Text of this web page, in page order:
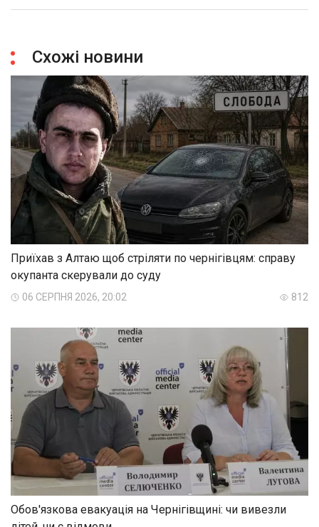
Схожі новини
Приїхав з Алтаю щоб стріляти по чернігівцям: справу
окупанта скерували до суду
06 СЕРПНЯ 2026, 20:02 812
Обов'язкова евакуація на Чернігівщині: чи вивезли